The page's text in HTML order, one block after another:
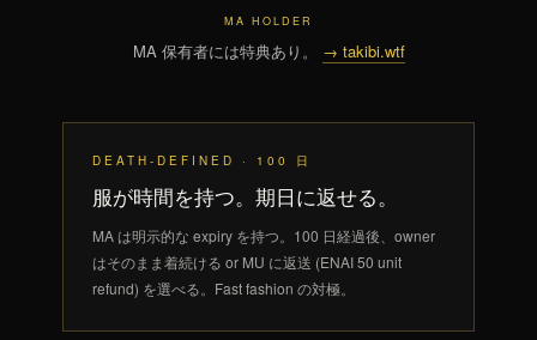
MA HOLDER
MA 保有者には特典あり。 → takibi.wtf
DEATH-DEFINED · 100 日
服が時間を持つ。期日に返せる。
MA は明示的な expiry を持つ。100 日経過後、owner
はそのまま着続ける or MU に返送 (ENAI 50 unit
refund) を選べる。Fast fashion の対極。